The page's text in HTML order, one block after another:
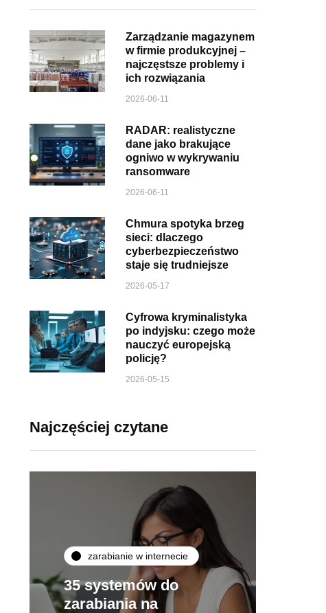
Zarządzanie magazynem
w firmie produkcyjnej –
najczęstsze problemy i
ich rozwiązania
2026-06-11
RADAR: realistyczne
dane jako brakujące
ogniwo w wykrywaniu
ransomware
2026-06-11
Chmura spotyka brzeg
sieci: dlaczego
cyberbezpieczeństwo
staje się trudniejsze
2026-05-17
Cyfrowa kryminalistyka
po indyjsku: czego może
nauczyć europejską
policję?
2026-05-15
Najczęściej czytane
zarabianie w internecie
35 systemów do
zarabiania na